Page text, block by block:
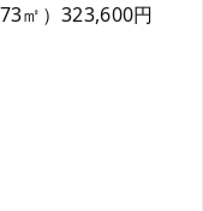
㎡）323,600円